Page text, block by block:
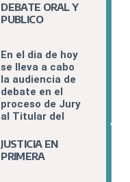
DEBATE ORAL Y
PUBLICO
En el dia de hoy
se lleva a cabo
la audiencia de
debate en el
proceso de Jury
al Titular del
Ejecución N°2
del
JUSTICIA EN
PRIMERA